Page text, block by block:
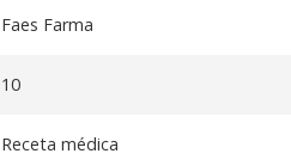
Faes Farma
10
Receta médica